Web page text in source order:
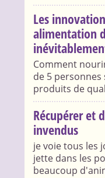
Les
alimentation
Comment
de 5 personnes
produits de
Récupérer et
invendus
je voie tous les
jette dans les
beaucoup